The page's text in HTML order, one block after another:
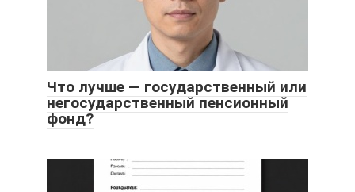
Что лучше — государственный или
негосударственный пенсионный
фонд?